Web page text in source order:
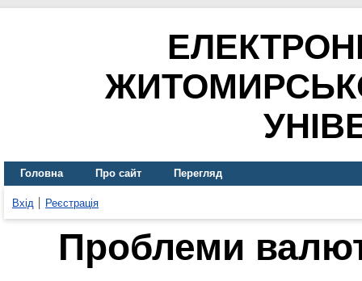
Головна Про сайт Перегляд
Вхід Реєстрація
Проблеми